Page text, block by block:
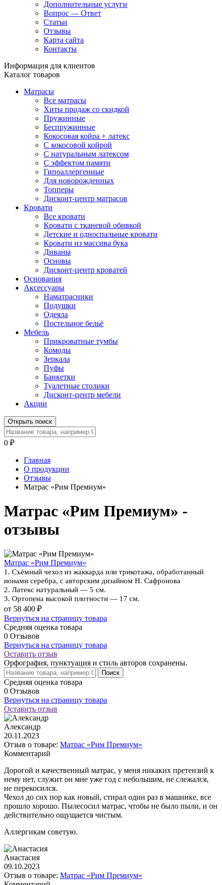
Дополнительные услуги
Вопрос — Ответ
Статьи
Отзывы
Карта сайта
Контакты
Информация для клиентов
Каталог товаров
Матрасы
Все матрасы
Хиты продаж со скидкой
Пружинные
Беспружинные
Кокосовая койра + латекс
С кокосовой койрой
С натуральным латексом
С эффектом памяти
Гипоаллергенные
Для новорожденных
Топперы
Дисконт-центр матрасов
Кровати
Все кровати
Кровати с тканевой обивкой
Детские и односпальные кровати
Кровати из массива бука
Диваны
Основы
Дисконт-центр кроватей
Основания
Аксессуары
Наматрасники
Подушки
Одеяла
Постельное бельё
Мебель
Прикроватные тумбы
Комоды
Зеркала
Пуфы
Банкетки
Туалетные столики
Дисконт-центр мебели
Акции
Открыть поиск
0 ₽
Главная
О продукции
Отзывы
Матрас «Рим Премиум»
Матрас «Рим Премиум» -
отзывы
Матрас «Рим Премиум»
1. Съёмный чехол из жаккарда или трикотажа, обработанный
ионами серебра, с авторским дизайном Н. Сафронова
2. Латекс натуральный — 5 см.
3. Ортопена высокой плотности — 17 см.
от 58 400 ₽
Вернуться на страницу товара
Средняя оценка товара
0 Отзывов
Вернуться на страницу товара
Оставить отзыв
Орфография, пунктуация и стиль авторов сохранены.
Поиск
Средняя оценка товара
0 Отзывов
Вернуться на страницу товара
Оставить отзыв
Александр
20.11.2023
Отзыв о товаре: Матрас «Рим Премиум»
Комментарий
Дорогой и качественный матрас, у меня никаких претензий к
нему нет, служит он мне уже год с небольшим, не слежался,
не перекосился.
Чехол до сих пор как новый, стирал один раз в машинке, все
прошло хорошо. Пылесосил матрас, чтобы не было пыли, и он
действительно ощущается чистым.
Аллергикам советую.
Анастасия
09.10.2023
Отзыв о товаре: Матрас «Рим Премиум»